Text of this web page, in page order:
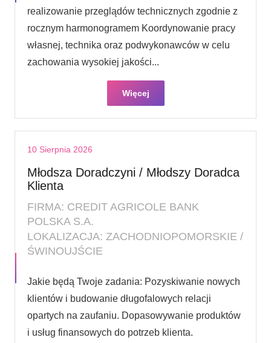
realizowanie przeglądów technicznych zgodnie z
rocznym harmonogramem Koordynowanie pracy
własnej, technika oraz podwykonawców w celu
zachowania wysokiej jakości...
Więcej
10 Sierpnia 2026
Młodsza Doradczyni / Młodszy Doradca
Klienta
FIRMA: CREDIT AGRICOLE BANK
POLSKA S.A.
LOKALIZACJA: ZACHODNIOPOMORSKIE /
ŚWINOUJŚCIE
Jakie będą Twoje zadania: Pozyskiwanie nowych
klientów i budowanie długofalowych relacji
opartych na zaufaniu. Dopasowywanie produktów
i usług finansowych do potrzeb klienta.